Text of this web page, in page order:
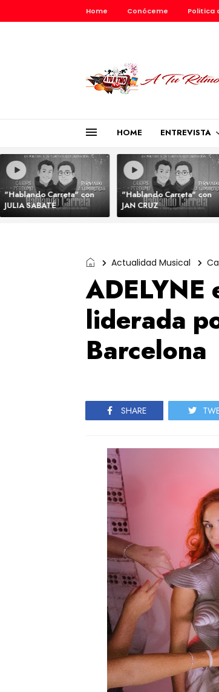
Home Conóceme Politica
HOME ENTREVISTA
"Hablando Carreta" con
JULIA SABATÉ
"Hablando Carreta" con
JAN CRUZ
Actualidad Musical
ADELYNE
liderada
Barcelona
SHARE